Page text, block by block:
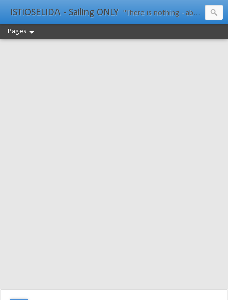
ISTiOSELIDA - Sailing ONLY "There is nothing - absolutely nothing - half so much worth doing as simply messing about in boats." Water Rat, Kenneth Grahame
Pages